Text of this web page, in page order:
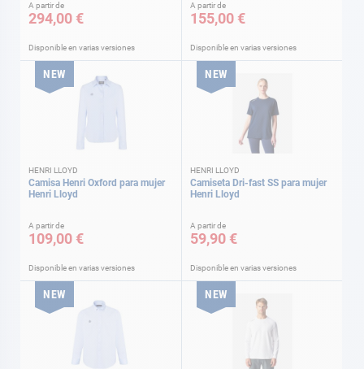
A partir de
294,00 €
Disponible en varias versiones
A partir de
155,00 €
Disponible en varias versiones
NEW
HENRI LLOYD
Camisa Henri Oxford para mujer
Henri Lloyd
A partir de
109,00 €
Disponible en varias versiones
NEW
HENRI LLOYD
Camiseta Dri-fast SS para mujer
Henri Lloyd
A partir de
59,90 €
Disponible en varias versiones
NEW NEW